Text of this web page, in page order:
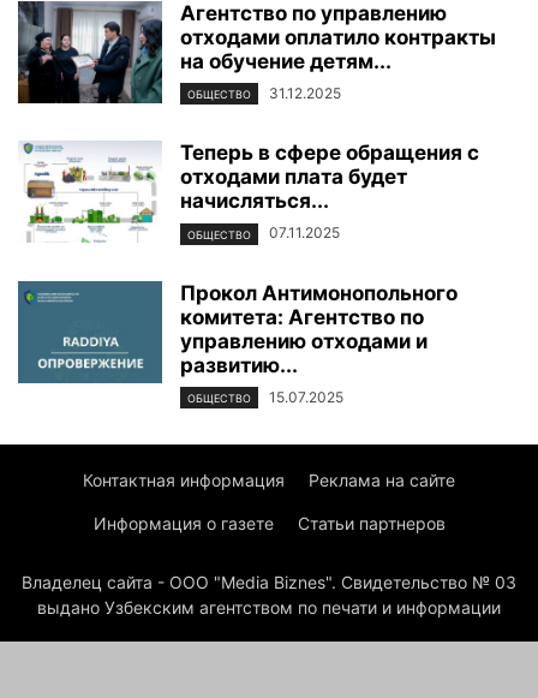
Агентство по управлению
отходами оплатило контракты
на обучение детям...
ОБЩЕСТВО 31.12.2025
Теперь в сфере обращения с
отходами плата будет
начисляться...
ОБЩЕСТВО 07.11.2025
Прокол Антимонопольного
комитета: Агентство по
управлению отходами и
развитию...
ОБЩЕСТВО 15.07.2025
Контактная информация Реклама на сайте
Информация о газете Статьи партнеров
Владелец сайта - ООО "Media Biznes". Свидетельство № 03
выдано Узбекским агентством по печати и информации